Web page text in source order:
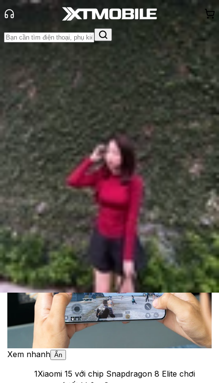
Tin tức
Đánh Giá - Trên Tay
Tin Mới
Đánh Giá - Trên Tay So Sánh Tư vấn
Khuyến
mãiThủ thuật Hỏi đáp App - Game Thông báo
Khách
hàng - Sự kiện
Xiaomi 15 chơi game tốt không?
Đánh giá hiệu năng chơi game
Anh Thư
Ngày đăng:
26/11/2024
Cập nhật: 26/11/2024
Theo dõi XTMobile trên
Xem nhanh Ẩn
1Xiaomi 15 với chip Snapdragon 8 Elite chơi